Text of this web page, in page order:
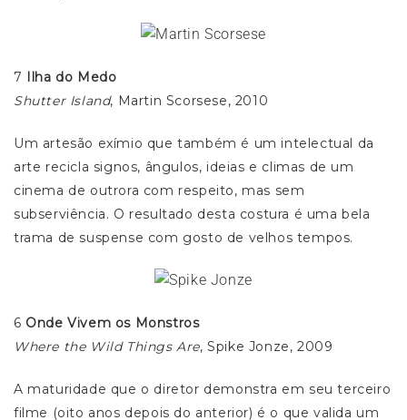
7 Ilha do Medo
Shutter Island, Martin Scorsese, 2010
Um artesão exímio que também é um intelectual da
arte recicla signos, ângulos, ideias e climas de um
cinema de outrora com respeito, mas sem
subserviência. O resultado desta costura é uma bela
trama de suspense com gosto de velhos tempos.
6 Onde Vivem os Monstros
Where the Wild Things Are, Spike Jonze, 2009
A maturidade que o diretor demonstra em seu terceiro
filme (oito anos depois do anterior) é o que valida um